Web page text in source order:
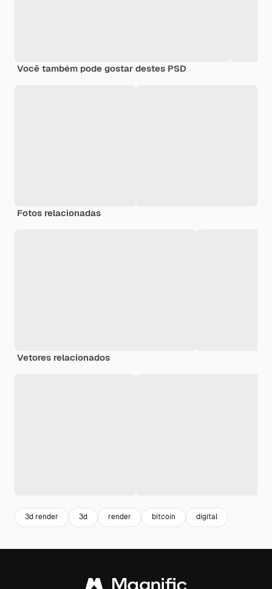
Você também pode gostar destes PSD
Fotos relacionadas
Vetores relacionados
3d render 3d render bitcoin digital